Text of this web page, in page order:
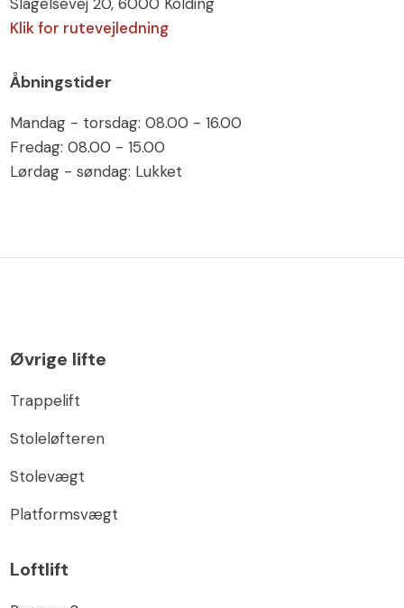
Klik for rutevejledning
Åbningstider
Mandag - torsdag: 08.00 - 16.00
Fredag: 08.00 - 15.00
Lørdag - søndag: Lukket
Øvrige lifte
Trappelift
Stoleløfteren
Stolevægt
Platformsvægt
Loftlift